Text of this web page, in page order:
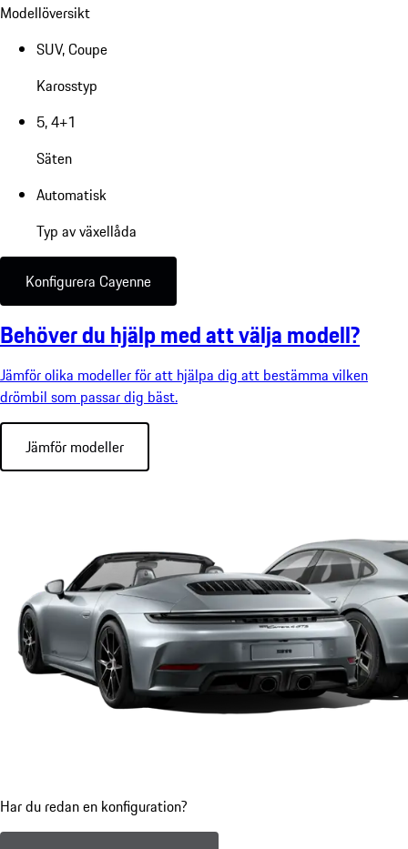
Modellöversikt
SUV, Coupe
Karosstyp
5, 4+1
Säten
Automatisk
Typ av växellåda
Konfigurera Cayenne
Behöver du hjälp med att välja modell?
Jämför olika modeller för att hjälpa dig att bestämma vilken
drömbil som passar dig bäst.
Jämför modeller
Har du redan en konfiguration?